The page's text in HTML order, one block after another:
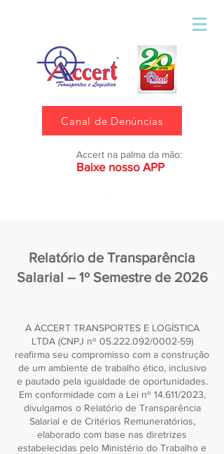
Canal de Denúncias
Accert na palma da mão:
Baixe nosso APP
Relatório de Transparência
Salarial – 1º Semestre de 2026
A ACCERT TRANSPORTES E LOGÍSTICA
LTDA (CNPJ nº 05.222.092/0002-59)
reafirma seu compromisso com a construção
de um ambiente de trabalho ético, inclusivo
e pautado pela igualdade de oportunidades.
Em conformidade com a Lei nº 14.611/2023,
divulgamos o Relatório de Transparência
Salarial e de Critérios Remuneratórios,
elaborado com base nas diretrizes
estabelecidas pelo Ministério do Trabalho e